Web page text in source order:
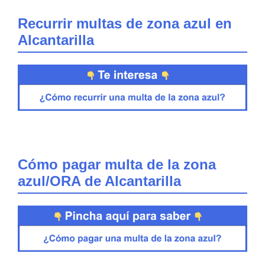
Recurrir multas de zona azul en
Alcantarilla
Cómo pagar multa de la zona
azul/ORA de Alcantarilla